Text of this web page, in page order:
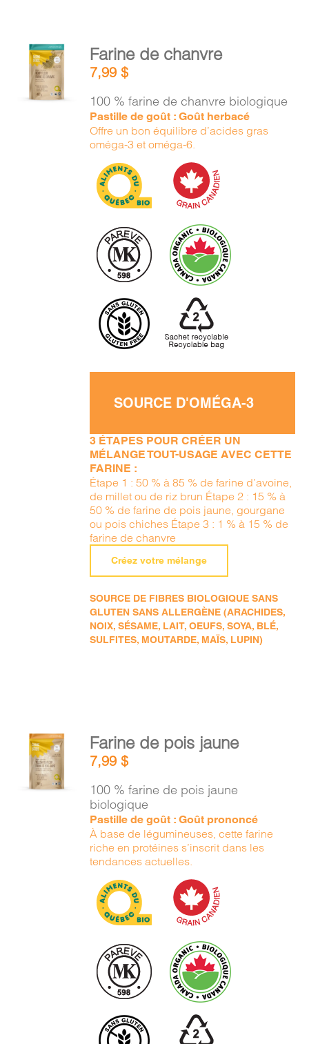
AJOUTER
AU
PANIER
/
Farine de chanvre
7,99$
100 % farine de chanvre biologique
Pastille de goût : Goût herbacé
Offre un bon équilibre d’acides gras
oméga-3 et oméga-6.
SOURCE D'OMÉGA-3
3 ÉTAPES POUR CRÉER UN
MÉLANGE TOUT-USAGE AVEC CETTE
FARINE :
Étape 1 : 50 % à 85 % de farine d’avoine,
de millet ou de riz brun Étape 2 : 15 % à
50 % de farine de pois jaune, gourgane
ou pois chiches Étape 3 : 1 % à 15 % de
farine de chanvre
Créez votre mélange
SOURCE DE FIBRES BIOLOGIQUE SANS
GLUTEN SANS ALLERGÈNE (ARACHIDES,
NOIX, SÉSAME, LAIT, OEUFS, SOYA, BLÉ,
SULFITES, MOUTARDE, MAÏS, LUPIN)
AJOUTER
AU
PANIER
/
Farine de pois jaune
7,99$
100 % farine de pois jaune
biologique
Pastille de goût : Goût prononcé
À base de légumineuses, cette farine
riche en protéines s’inscrit dans les
tendances actuelles.